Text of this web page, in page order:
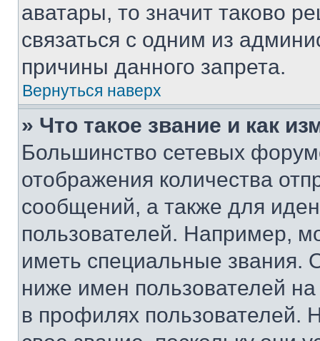
аватары, то значит таково
связаться с одним из
причины данного запрета.
Вернуться наверх
» Что такое звание и как
Большинство сетевых
отображения количества
сообщений, а также для
пользователей. Например,
иметь специальные звания.
ниже имен пользователей
в профилях